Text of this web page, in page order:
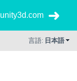
unity3d.com
言語: 日本語